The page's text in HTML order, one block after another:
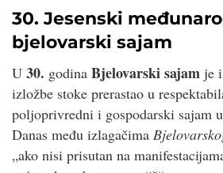
30. Jesenski
bjelovarski sajam
U 30. godina Bjelovarski sajam je
izložbe stoke prerastao u
poljoprivredni i gospodarski sajam
Danas među izlagačima
„ako nisi prisutan na